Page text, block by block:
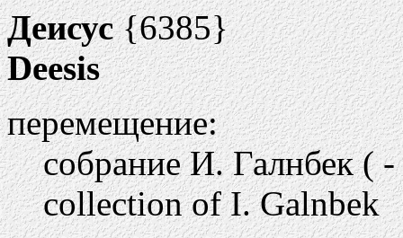
Деисус{6385}
Deesis
перемещение:
собрание И. Галнбек (
collection of I. Galnbek